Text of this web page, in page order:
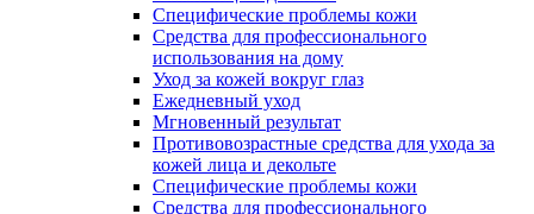
Специфические проблемы кожи
Средства для профессионального
использования на дому
Уход за кожей вокруг глаз
Ежедневный уход
Мгновенный результат
Противовозрастные средства для ухода за
кожей лица и декольте
Специфические проблемы кожи
Средства для профессионального